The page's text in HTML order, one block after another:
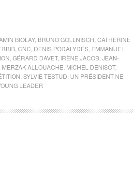
BIOLAY, BRUNO GOLLNISCH CATHERINE
CNC DENIS PODALYDÉS EMMANUEL
GÉRARD DAVET, IRÈNE JACOB JEAN-
MERZAK ALLOUACHE MICHEL DENISOT,
SYLVIE TESTUD UN PRÉSIDENT NE
LEADER